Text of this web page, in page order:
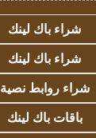
شراء باك لينك
شراء باك لينك
شراء روابط نصية
باقات باك لينك